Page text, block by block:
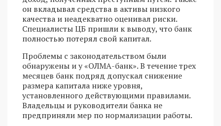
он вкладывал средства в активы низкого
качества и неадекватно оценивал риски.
Специалисты ЦБ пришли к выводу, что банк
полностью потерял свой капитал.
Проблемы с законодательством были
обнаружены и у «ОЛМА-банк». В течение трех
месяцев банк подряд допускал снижение
размера капитала ниже уровня,
установленного действующими правилами.
Владельцы и руководители банка не
предприняли мер по нормализации работы.